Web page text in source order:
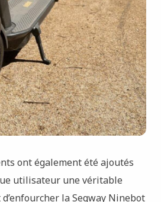
ont également été ajoutés
utilisateur une véritable
la Segway Ninebot